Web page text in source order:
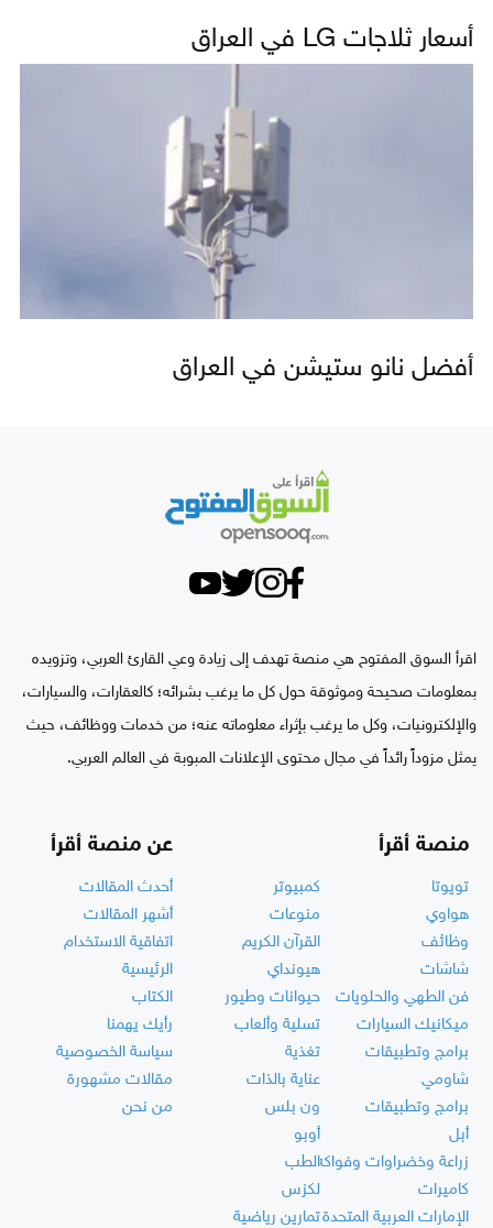
أسعار ثلاجات LG في العراق
أفضل نانو ستيشن في العراق
اقرأ السوق المفتوح هي منصة تهدف إلى زيادة وعي القارئ العربي، وتزويده
بمعلومات صحيحة وموثوقة حول كل ما يرغب بشرائه؛ كالعقارات، والسيارات،
والإلكترونيات، وكل ما يرغب بإثراء معلوماته عنه؛ من خدمات ووظائف، حيث
يمثل مزوداً رائداً في مجال محتوى الإعلانات المبوبة في العالم العربي.
منصة أقرأ
تويوتا
كمبيوتر
هواوي
منوعات
وظائف
القرآن الكريم
شاشات
هيونداي
فن الطهي والحلويات
حيوانات وطيور
ميكانيك السيارات
تسلية وألعاب
برامج وتطبيقات
تغذية
شاومي
عناية بالذات
برامج وتطبيقات
ون بلس
أبل
أوبو
زراعة وخضراوات وفواكهالطب
كاميرات
لكزس
الإمارات العربية المتحدةتمارين رياضية
عن منصة أقرأ
أحدث المقالات
أشهر المقالات
اتفاقية الاستخدام
الرئيسية
الكتاب
رأيك يهمنا
سياسة الخصوصية
مقالات مشهورة
من نحن